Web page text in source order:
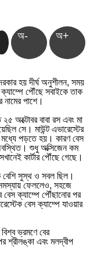
অ- অ+
হয় দীর্ঘ অনুশীলন, সময়
ক্যাম্পে পৌঁছে সবাইকে তাক
পাশে।
২৫ অক্টোবর বাবা রস এবং মা
সে। মাউন্ট এভারেস্টের
পড়তে হয়। কারণ বেস
শুধু অক্সিজেন কম
কার্টার পৌঁছে গেছে।
বেশি সুস্থ ও সবল ছিল।
ফেললেও, সহজে
বেস ক্যাম্পে পৌঁছানোর পর
বেস ক্যাম্পে যাওয়ার
ভ্রমণে বের
শ্রীলঙ্কা এবং মলদ্বীপ